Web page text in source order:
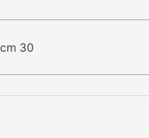
30